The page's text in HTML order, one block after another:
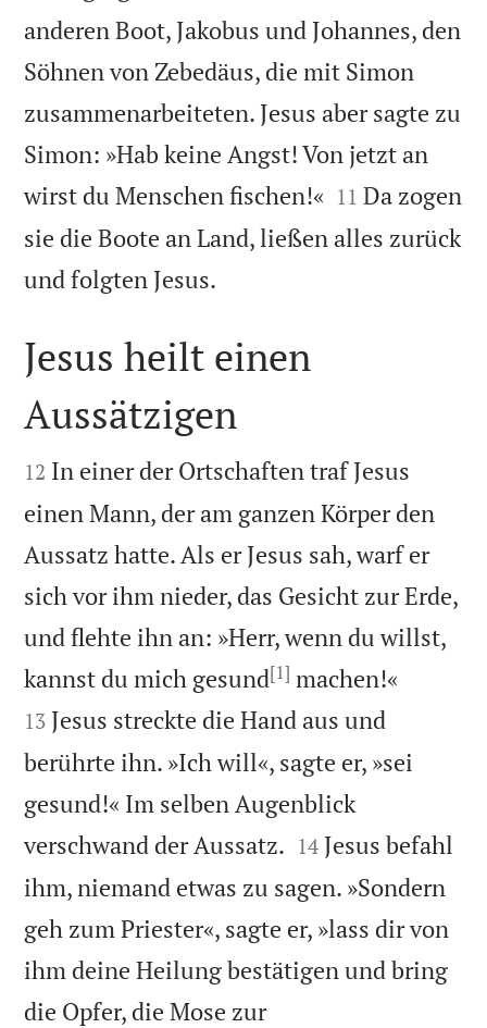
anderen Boot, Jakobus und Johannes, den
Söhnen von Zebedäus, die mit Simon
zusammenarbeiteten. Jesus aber sagte zu
Simon: »Hab keine Angst! Von jetzt an
wirst du Menschen fischen!« 

11 Da zogen
sie die Boote an Land, ließen alles zurück
und folgten Jesus.

Jesus heilt einen
Aussätzigen

12 In einer der Ortschaften traf Jesus
einen Mann, der am ganzen Körper den
Aussatz hatte. Als er Jesus sah, warf er
sich vor ihm nieder, das Gesicht zur Erde,
und flehte ihn an: »Herr, wenn du willst,
kannst du mich gesund[1] machen!«
13 Jesus streckte die Hand aus und
berührte ihn. »Ich will«, sagte er, »sei
gesund!« Im selben Augenblick
verschwand der Aussatz. 

14 Jesus befahl
ihm, niemand etwas zu sagen. »Sondern
geh zum Priester«, sagte er, »lass dir von
ihm deine Heilung bestätigen und bring
die Opfer, die Mose zur